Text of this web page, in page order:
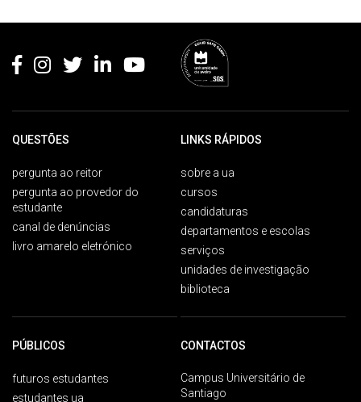
QUESTÕES
pergunta ao reitor
pergunta ao provedor do
estudante
canal de denúncias
livro amarelo eletrónico
LINKS RÁPIDOS
sobre a ua
cursos
candidaturas
departamentos e escolas
serviços
unidades de investigação
biblioteca
PÚBLICOS
futuros estudantes
estudantes ua
CONTACTOS
Campus Universitário de
Santiago